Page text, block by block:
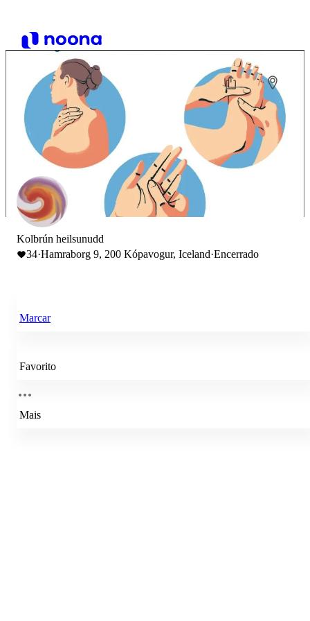
Kolbrún heilsunudd
34·Hamraborg 9, 200 Kópavogur, Iceland·Encerrado
Marcar
Favorito
Mais